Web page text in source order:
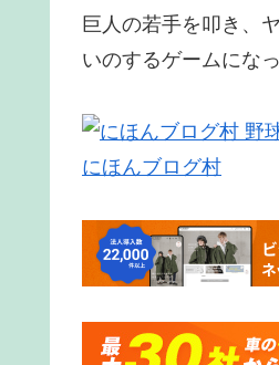
巨人の若手を叩き、
いのするゲームにな
にほんブログ村